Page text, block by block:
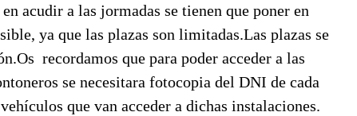
acudir a las jormadas se tienen que poner en
ya que las plazas son limitadas.Las plazas se
recordamos que para poder acceder a las
se necesitara fotocopia del DNI de cada
que van acceder a dichas instalaciones.